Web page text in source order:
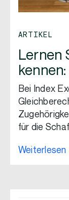
ARTIKEL
Lernen
Bei Index
für die
Weiterlesen